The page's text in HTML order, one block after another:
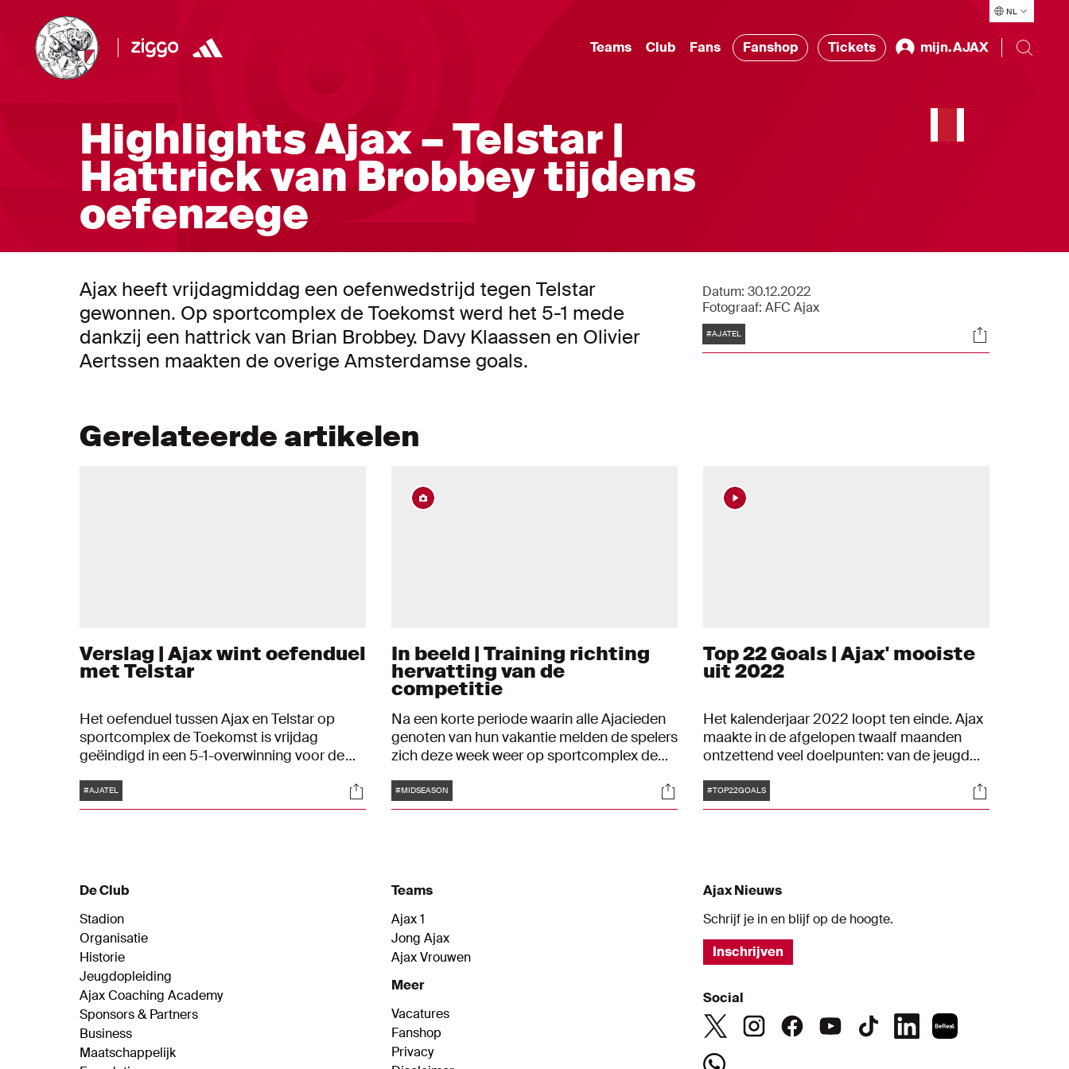
NL
Teams Club Fans Fanshop Tickets mijn.AJAX
Highlights Ajax – Telstar |
Hattrick van Brobbey tijdens
oefenzege
Ajax heeft vrijdagmiddag een oefenwedstrijd tegen Telstar
gewonnen. Op sportcomplex de Toekomst werd het 5-1 mede
dankzij een hattrick van Brian Brobbey. Davy Klaassen en Olivier
Aertssen maakten de overige Amsterdamse goals.
Datum: 30.12.2022
Fotograaf: AFC Ajax
Tags
#AJATEL Socials
Gerelateerde artikelen
Verslag | Ajax wint oefenduel
met Telstar
Het oefenduel tussen Ajax en Telstar op
sportcomplex de Toekomst is vrijdag
geëindigd in een 5-1-overwinning voor de
Amsterdammers waren Brian Brobbey (3),
Davy Klaassen en Olivier Aertssen trefzeker.
Tags
#AJATEL Socials
In beeld | Training richting
hervatting van de
competitie
Na een korte periode waarin alle Ajacieden
genoten van hun vakantie melden de spelers
zich deze week weer op sportcomplex de
op de tweede seizoenshelft hervat.
Tags
#MIDSEASON Socials
Top 22 Goals | Ajax' mooiste
uit 2022
Het kalenderjaar 2022 loopt ten einde. Ajax
maakte in de afgelopen twaalf maanden
ontzettend veel doelpunten: van de jeugd
Ajax Vrouwen. Daaruit werden de 22
mooiste treffers geselecteerd. Bekijk snel
Tags
#TOP22GOALS Socials
De Club
Stadion
Organisatie
Historie
Jeugdopleiding
Ajax Coaching Academy
Sponsors & Partners
Business
Maatschappelijk
Teams
Ajax 1
Jong Ajax
Ajax Vrouwen
Meer
Vacatures
Fanshop
Privacy
Ajax Nieuws
Schrijf je in en blijf op de hoogte.
Inschrijven
Social